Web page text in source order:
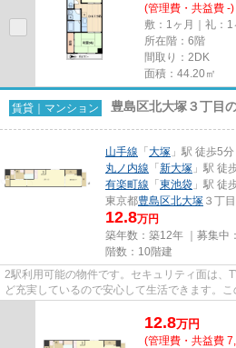
(管理費・共益費 -)
敷：1ヶ月｜礼：1
所在階：6階
間取り：2DK
面積：44.20㎡
賃貸｜マンション 豊島区北大塚３丁目
山手線 「 大塚 」駅 徒歩5分
丸ノ内線 「 新大塚 」駅 徒
有楽町線 「 東池袋 」駅 徒
東京都豊島区北大塚 ３丁目
12.8万円
築年数：築12年 ｜募集中：
階数：10階建
2駅利用可能の物件です。セキュリティ面は、
ど充実しているので安心して生活できます。
12.8万円
(管理費・共益費